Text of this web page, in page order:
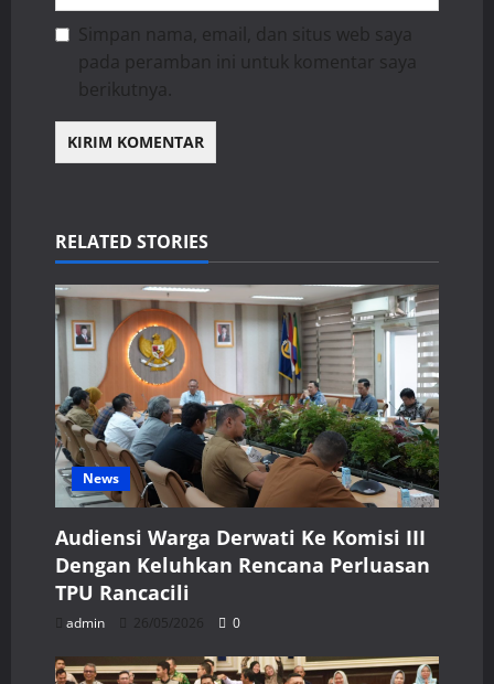
Simpan nama, email, dan situs web saya
pada peramban ini untuk komentar saya
berikutnya.
RELATED STORIES
News
Audiensi Warga Derwati Ke Komisi III
Dengan Keluhkan Rencana Perluasan
TPU Rancacili
admin 26/05/2026 0